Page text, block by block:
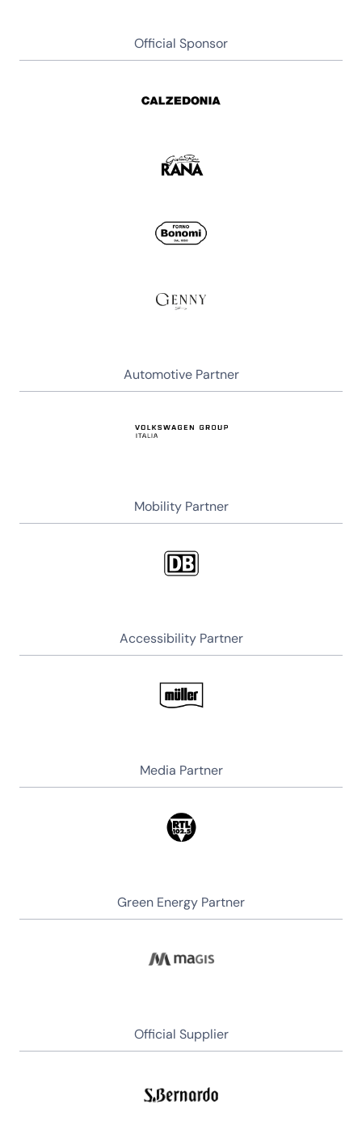
Official Sponsor
Automotive Partner
Mobility Partner
Accessibility Partner
Media Partner
Green Energy Partner
Official Supplier